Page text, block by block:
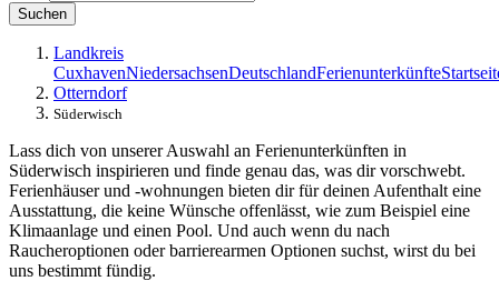
Suchen
Landkreis
CuxhavenNiedersachsenDeutschlandFerienunterkünfte
Otterndorf
Süderwisch
Lass dich von unserer Auswahl an Ferienunterkünften in
Süderwisch inspirieren und finde genau das, was dir vorschwebt.
Ferienhäuser und -wohnungen bieten dir für deinen Aufenthalt eine
Ausstattung, die keine Wünsche offenlässt, wie zum Beispiel eine
Klimaanlage und einen Pool. Und auch wenn du nach
Raucheroptionen oder barrierearmen Optionen suchst, wirst du bei
uns bestimmt fündig.